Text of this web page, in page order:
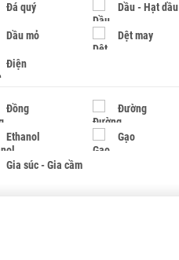
Đá quý Dầu - Hạt dầu
Dầu mỏ Dệt may
Điện
Đồng Đường
Ethanol Gạo
Gia súc - Gia cầm